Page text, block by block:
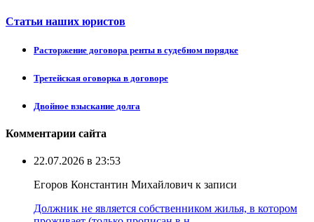
Статьи наших юристов
Расторжение договора ренты в судебном порядке
Третейская оговорка в договоре
Двойное взыскание долга
Комментарии сайта
22.07.2026 в 23:53
Егоров Константин Михайлович к записи
Должник не является собственником жилья, в котором